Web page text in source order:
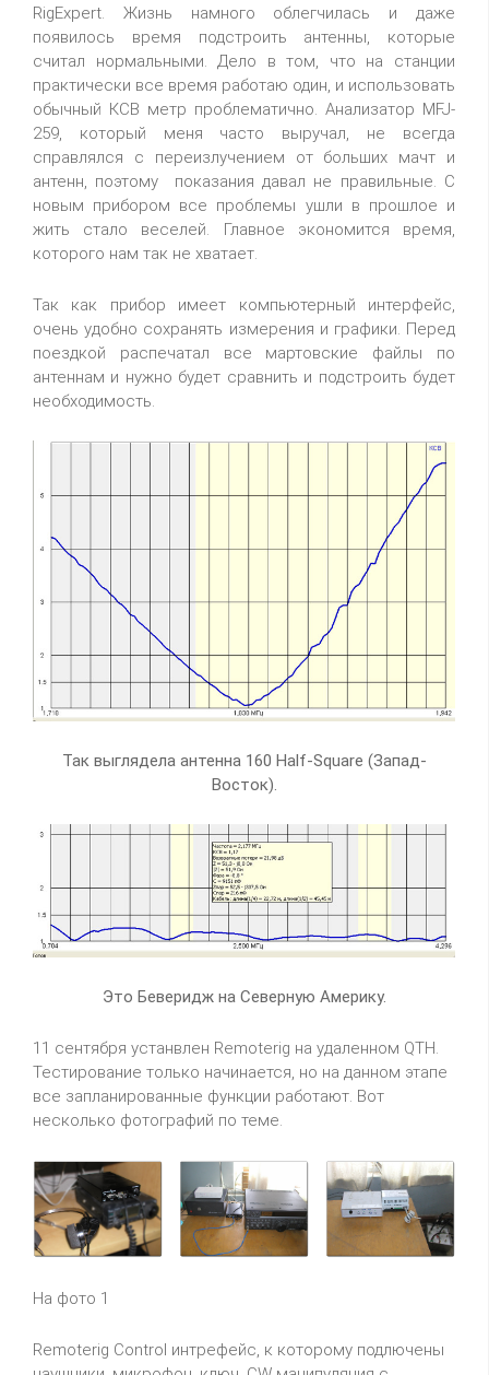
RigExpert. Жизнь намного облегчилась и даже
появилось время подстроить антенны, которые
считал нормальными. Дело в том, что на станции
практически все время работаю один, и использовать
обычный КСВ метр проблематично. Анализатор MFJ-
259, который меня часто выручал, не всегда
справлялся с переизлучением от больших мачт и
антенн, поэтому показания давал не правильные. С
новым прибором все проблемы ушли в прошлое и
жить стало веселей. Главное экономится время,
которого нам так не хватает.
Так как прибор имеет компьютерный интерфейс,
очень удобно сохранять измерения и графики. Перед
поездкой распечатал все мартовские файлы по
антеннам и нужно будет сравнить и подстроить будет
необходимость.
Так выглядела антенна 160 Half-Square (Запад-
Восток).
Это Беверидж на Северную Америку.
11 сентября устанвлен Remoterig на удаленном QTH.
Тестирование только начинается, но на данном этапе
все запланированные функции работают. Вот
несколько фотографий по теме.
На фото 1
Remoterig Control интрефейс, к которому подлючены